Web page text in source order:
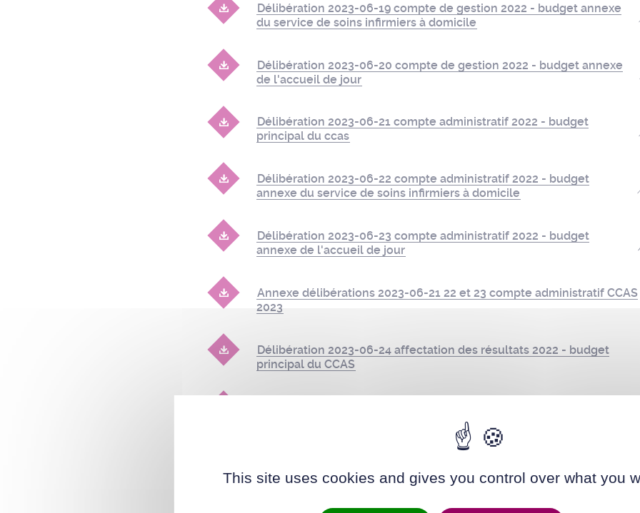
Délibération 2023-06-19 compte de gestion 2022 - budget annexe
du service de soins infirmiers à domicile
Délibération 2023-06-20 compte de gestion 2022 - budget annexe
de l'accueil de jour
Délibération 2023-06-21 compte administratif 2022 - budget
principal du ccas
Délibération 2023-06-22 compte administratif 2022 - budget
annexe du service de soins infirmiers à domicile
Délibération 2023-06-23 compte administratif 2022 - budget
annexe de l'accueil de jour
Annexe délibérations 2023-06-21 22 et 23 compte administratif CCAS
2023
Délibération 2023-06-24 affectation des résultats 2022 - budget
principal du CCAS
annexe du service de soins infirmiers à domicile
annexe de l'accueil de jour
This site uses cookies and gives you control over what you